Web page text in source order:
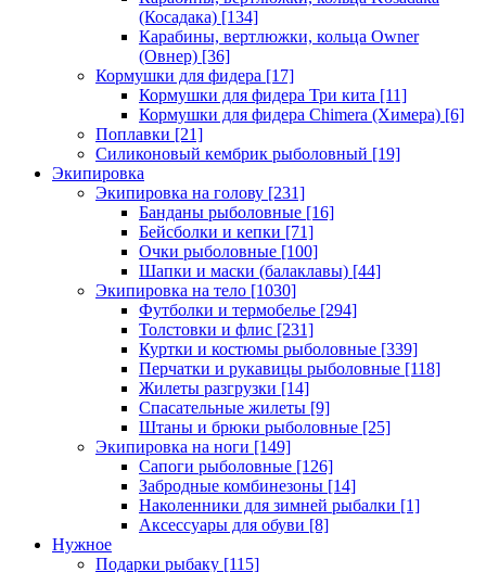
(Косадака) [134]
Карабины, вертлюжки, кольца Owner
(Овнер) [36]
Кормушки для фидера [17]
Кормушки для фидера Три кита [11]
Кормушки для фидера Chimera (Химера) [6]
Поплавки [21]
Силиконовый кембрик рыболовный [19]
Экипировка
Экипировка на голову [231]
Банданы рыболовные [16]
Бейсболки и кепки [71]
Очки рыболовные [100]
Шапки и маски (балаклавы) [44]
Экипировка на тело [1030]
Футболки и термобелье [294]
Толстовки и флис [231]
Куртки и костюмы рыболовные [339]
Перчатки и рукавицы рыболовные [118]
Жилеты разгрузки [14]
Спасательные жилеты [9]
Штаны и брюки рыболовные [25]
Экипировка на ноги [149]
Сапоги рыболовные [126]
Забродные комбинезоны [14]
Наколенники для зимней рыбалки [1]
Аксессуары для обуви [8]
Нужное
Подарки рыбаку [115]